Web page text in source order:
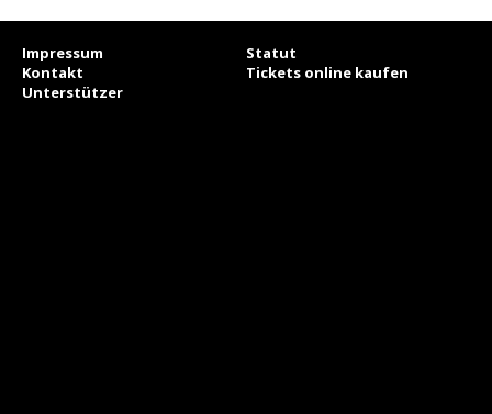
Impressum
Statut
Kontakt
Tickets online kaufen
Unterstützer